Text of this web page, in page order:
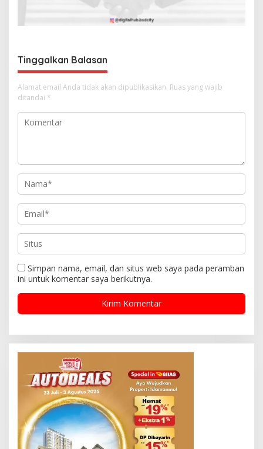
o
Tinggalkan Balasan
Alamat email Anda tidak akan dipublikasikan. Ruas yang wajib
ditandai *
Simpan nama, email, dan situs web saya pada peramban
ini untuk komentar saya berikutnya.